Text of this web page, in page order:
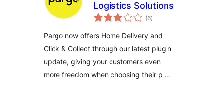
Logistics Solutions
(6celkové
hodnotenie
)
Pargo now offers Home Delivery and
Click & Collect through our latest plugin
update, giving your customers even
more freedom when choosing their p …